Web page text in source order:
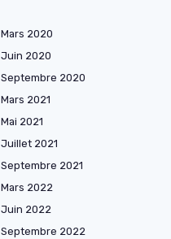
Mars 2020
Juin 2020
Septembre 2020
Mars 2021
Mai 2021
Juillet 2021
Septembre 2021
Mars 2022
Juin 2022
Septembre 2022